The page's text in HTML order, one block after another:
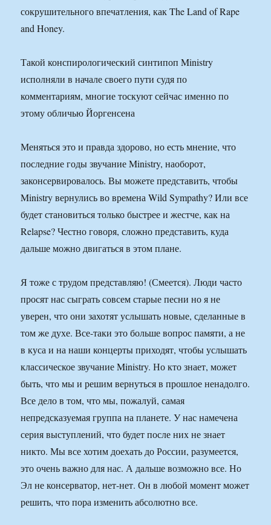
сокрушительного впечатления, как The Land of Rape
and Honey.
Такой конспирологический синтипоп Ministry
исполняли в начале своего пути судя по
комментариям, многие тоскуют сейчас именно по
этому обличью Йоргенсена
Меняться это и правда здорово, но есть мнение, что
последние годы звучание Ministry, наоборот,
законсервировалось. Вы можете представить, чтобы
Ministry вернулись во времена Wild Sympathy? Или все
будет становиться только быстрее и жестче, как на
Relapse? Честно говоря, сложно представить, куда
дальше можно двигаться в этом плане.
Я тоже с трудом представляю! (Смеется). Люди часто
просят нас сыграть совсем старые песни но я не
уверен, что они захотят услышать новые, сделанные в
том же духе. Все-таки это больше вопрос памяти, а не
в куса и на наши концерты приходят, чтобы услышать
классическое звучание Ministry. Но кто знает, может
быть, что мы и решим вернуться в прошлое ненадолго.
Все дело в том, что мы, пожалуй, самая
непредсказуемая группа на планете. У нас намечена
серия выступлений, что будет после них не знает
никто. Мы все хотим доехать до России, разумеется,
это очень важно для нас. А дальше возможно все. Но
Эл не консерватор, нет-нет. Он в любой момент может
решить, что пора изменить абсолютно все.